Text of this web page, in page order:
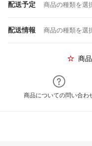
配送予定 商品の種類を選
配送情報 商品の種類を選
商
商品についての問い合わ